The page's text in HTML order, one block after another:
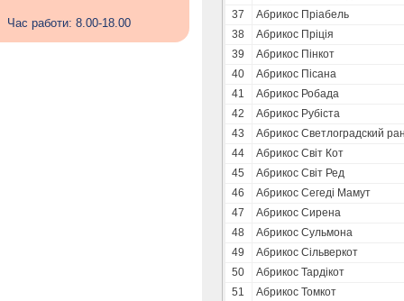
37
Абрикос Пріабель
38
Абрикос Пріція
39
Абрикос Пінкот
40
Абрикос Пісана
41
Абрикос Робада
42
Абрикос Рубіста
43
Абрикос Светлоградский
44
Абрикос Світ Кот
45
Абрикос Світ Ред
46
Абрикос Сегеді Мамут
47
Абрикос Сирена
48
Абрикос Сульмона
49
Абрикос Сільверкот
50
Абрикос Тардікот
51
Абрикос Томкот
Час работи: 8.00-18.00